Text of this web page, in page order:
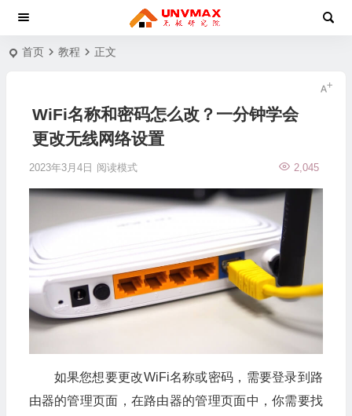
首页 教程 正文
WiFi名称和密码怎么改？一分钟学会
更改无线网络设置
2023年3月4日 2,045
阅读模式
如果您想要更改WiFi名称或密码，需要登录到路
由器的管理页面，在路由器的管理页面中，你需要找